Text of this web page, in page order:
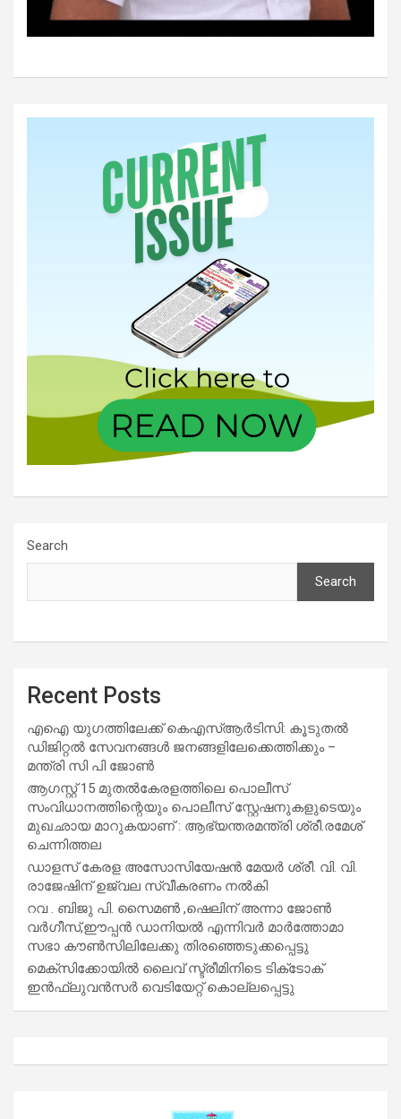
Search
Search
Recent Posts
എഐ യുഗത്തിലേക്ക് കെഎസ്ആർടിസി: കൂടുതൽ
ഡിജിറ്റൽ സേവനങ്ങൾ ജനങ്ങളിലേക്കെത്തിക്കും –
മന്ത്രി സി പി ജോൺ
ആഗസ്റ്റ് 15 മുതല്‍കേരളത്തിലെ പൊലീസ്
സംവിധാനത്തിന്റെയും പൊലീസ് സ്റ്റേഷനുകളുടെയും
മുഖഛായ മാറുകയാണ് : ആഭ്യന്തരമന്ത്രി ശ്രീ.രമേശ്
ചെന്നിത്തല
ഡാളസ് കേരള അസോസിയേഷൻ മേയർ ശ്രീ. വി. വി.
രാജേഷിന് ഉജ്വല സ്വീകരണം നൽകി
റവ . ബിജു പി. സൈമൺ ,ഷെലിന് അന്നാ ജോൺ
വർഗീസ്,ഈപ്പൻ ഡാനിയൽ എന്നിവർ മാർത്തോമാ
സഭാ കൗൺസിലിലേക്കു തിരഞ്ഞെടുക്കപ്പെട്ടു
മെക്സിക്കോയിൽ ലൈവ് സ്ട്രീമിനിടെ ടിക്‌ടോക്
ഇൻഫ്ലുവൻസർ വെടിയേറ്റ് കൊല്ലപ്പെട്ടു